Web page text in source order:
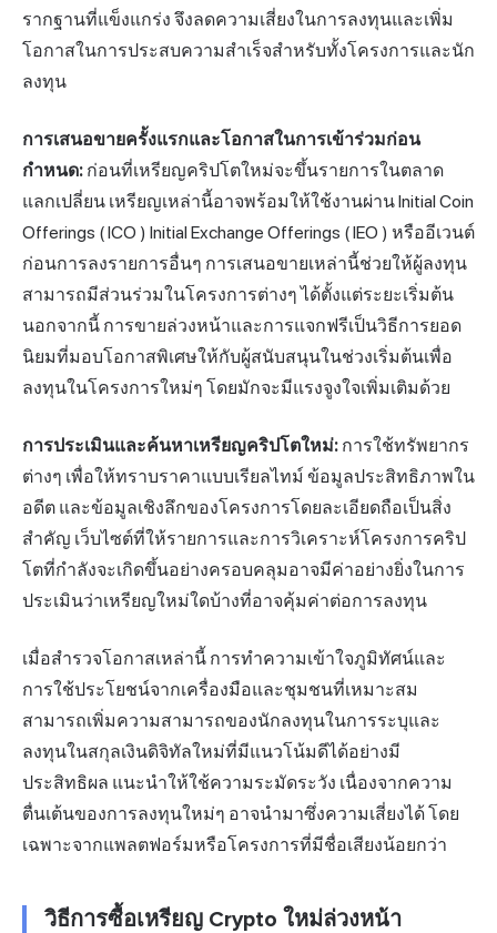
รากฐานที่แข็งแกร่ง จึงลดความเสี่ยงในการลงทุนและเพิ่ม
โอกาสในการประสบความสำเร็จสำหรับทั้งโครงการและนัก
ลงทุน
การเสนอขายครั้งแรกและโอกาสในการเข้าร่วมก่อน
กำหนด: ก่อนที่เหรียญคริปโตใหม่จะขึ้นรายการในตลาด
แลกเปลี่ยน เหรียญเหล่านี้อาจพร้อมให้ใช้งานผ่าน Initial Coin
Offerings (ICO ) Initial Exchange Offerings (IEO ) หรืออีเวนต์
ก่อนการลงรายการอื่นๆ การเสนอขายเหล่านี้ช่วยให้ผู้ลงทุน
สามารถมีส่วนร่วมในโครงการต่างๆ ได้ตั้งแต่ระยะเริ่มต้น
นอกจากนี้ การขายล่วงหน้าและการแจกฟรีเป็นวิธีการยอด
นิยมที่มอบโอกาสพิเศษให้กับผู้สนับสนุนในช่วงเริ่มต้นเพื่อ
ลงทุนในโครงการใหม่ๆ โดยมักจะมีแรงจูงใจเพิ่มเติมด้วย
การประเมินและค้นหาเหรียญคริปโตใหม่: การใช้ทรัพยากร
ต่างๆ เพื่อให้ทราบราคาแบบเรียลไทม์ ข้อมูลประสิทธิภาพใน
อดีต และข้อมูลเชิงลึกของโครงการโดยละเอียดถือเป็นสิ่ง
สำคัญ เว็บไซต์ที่ให้รายการและการวิเคราะห์โครงการคริป
โตที่กำลังจะเกิดขึ้นอย่างครอบคลุมอาจมีค่าอย่างยิ่งในการ
ประเมินว่าเหรียญใหม่ใดบ้างที่อาจคุ้มค่าต่อการลงทุน
เมื่อสำรวจโอกาสเหล่านี้ การทำความเข้าใจภูมิทัศน์และ
การใช้ประโยชน์จากเครื่องมือและชุมชนที่เหมาะสม
สามารถเพิ่มความสามารถของนักลงทุนในการระบุและ
ลงทุนในสกุลเงินดิจิทัลใหม่ที่มีแนวโน้มดีได้อย่างมี
ประสิทธิผล แนะนำให้ใช้ความระมัดระวัง เนื่องจากความ
ตื่นเต้นของการลงทุนใหม่ๆ อาจนำมาซึ่งความเสี่ยงได้ โดย
เฉพาะจากแพลตฟอร์มหรือโครงการที่มีชื่อเสียงน้อยกว่า
วิธีการซื้อเหรียญ Crypto ใหม่ล่วงหน้า